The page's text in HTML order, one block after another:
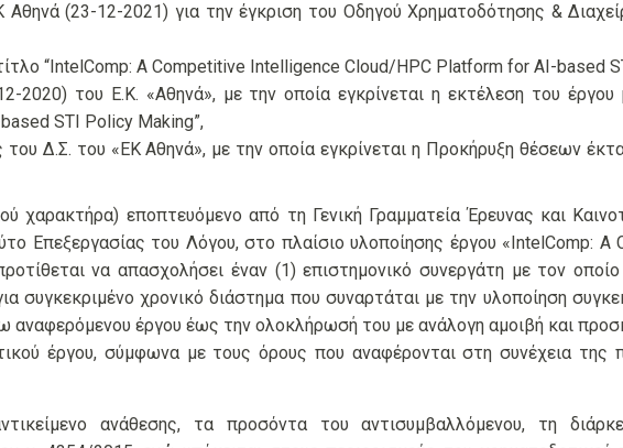
(23-12-2021) για την έγκριση του Οδηγού Χρηματοδότησης &
“IntelComp: A Competitive Intelligence Cloud/HPC Platform for AI-based
του Ε.Κ. «Αθηνά», με την οποία εγκρίνεται η εκτέλεση του έργου
STI Policy Making”,
Δ.Σ. του «ΕΚ Αθηνά», με την οποία εγκρίνεται η Προκήρυξη θέσεων
χαρακτήρα) εποπτευόμενο από τη Γενική Γραμματεία Έρευνας και
Επεξεργασίας του Λόγου, στο πλαίσιο υλοποίησης έργου «IntelComp:
να απασχολήσει έναν (1) επιστημονικό συνεργάτη με τον
συγκεκριμένο χρονικό διάστημα που συναρτάται με την υλοποίηση
αναφερόμενου έργου έως την ολοκλήρωσή του με ανάλογη αμοιβή και
έργου, σύμφωνα με τους όρους που αναφέρονται στη συνέχεια της
ανάθεσης, τα προσόντα του αντισυμβαλλόμενου, τη